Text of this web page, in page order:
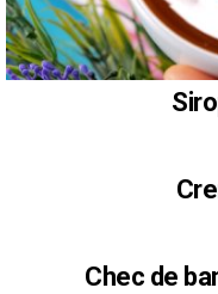
Chec de